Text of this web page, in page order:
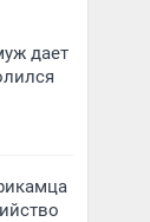
дает